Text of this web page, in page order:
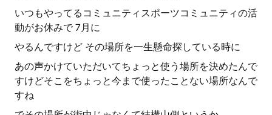
いつもやってるコミュニティスポーツコミュニティの活
動がお休みで 7月に
やるんですけど その場所を一生懸命探している時に
あの声かけていただいてちょっと使う場所を決めたんで
すけどそこをちょっと今まで使ったことない場所なんで
すね